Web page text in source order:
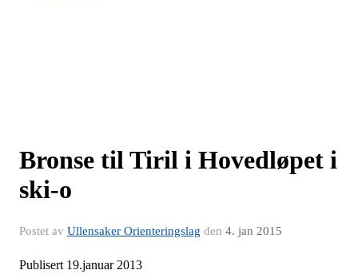
Bronse til Tiril i Hovedløpet i
ski-o
Postet av Ullensaker Orienteringslag den 4. jan 2015
Publisert 19.januar 2013